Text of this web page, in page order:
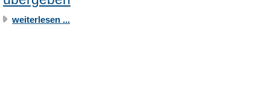
weiterlesen ...